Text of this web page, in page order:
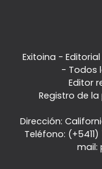
Exitoina - Editorial
- Todos
Editor
Registro de
Dirección:
Teléfono: (+5411)
mail: